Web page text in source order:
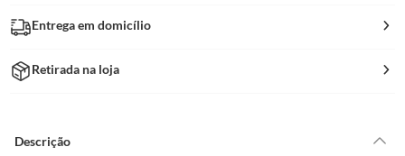
Entrega em domicílio
Retirada na loja
Descrição